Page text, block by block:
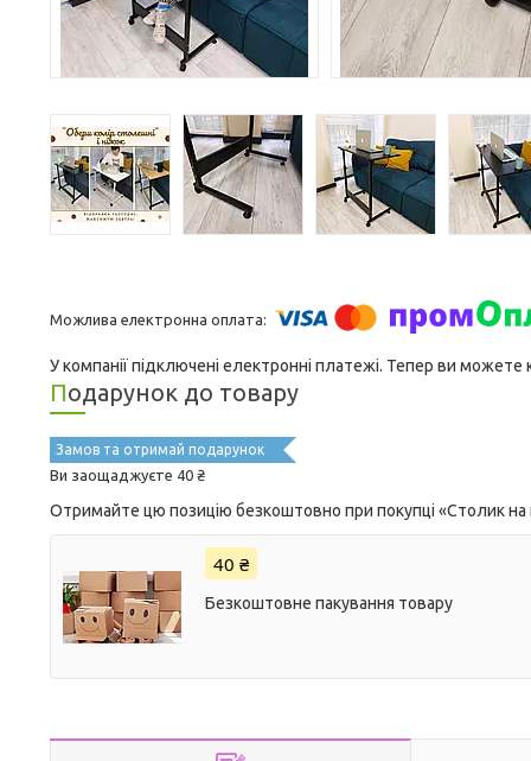
У компанії підключені електронні платежі. Тепер ви
Подарунок до товару
Замов та отримай подарунок
Ви заощаджуєте 40 ₴
Отримайте цю позицію безкоштовно при покупці «Столик
40 ₴
Безкоштовне пакування товару